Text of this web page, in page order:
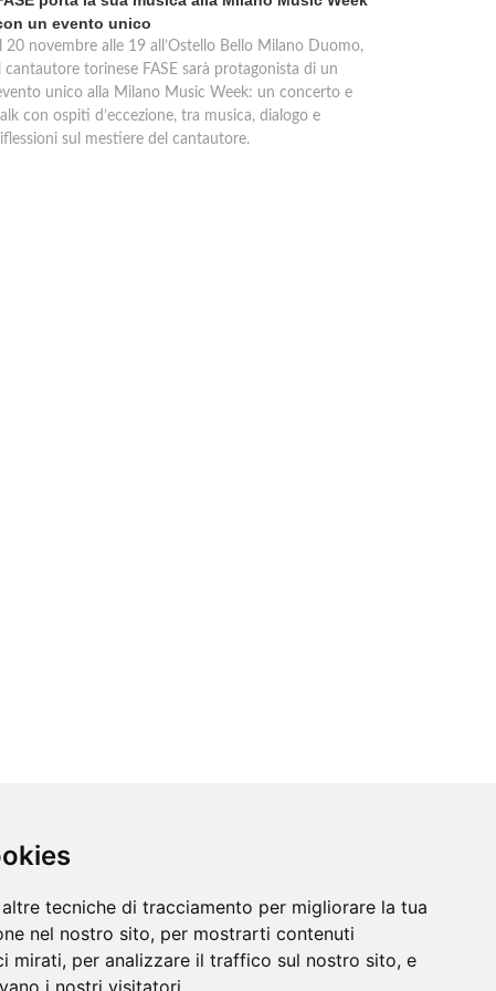
tecniche di tracciamento per migliorare la tua
nel nostro sito, per mostrarti contenuti
mirati, per analizzare il traffico sul nostro sito, e
i nostri visitatori.
un evento unico
Il 20 novembre alle 19 all’Ostello Bello Milano Duomo,
cantautore torinese FASE sarà protagonista di un
unico alla Milano Music Week: un concerto e
con ospiti d’eccezione, tra musica, dialogo e
sul mestiere del cantautore.